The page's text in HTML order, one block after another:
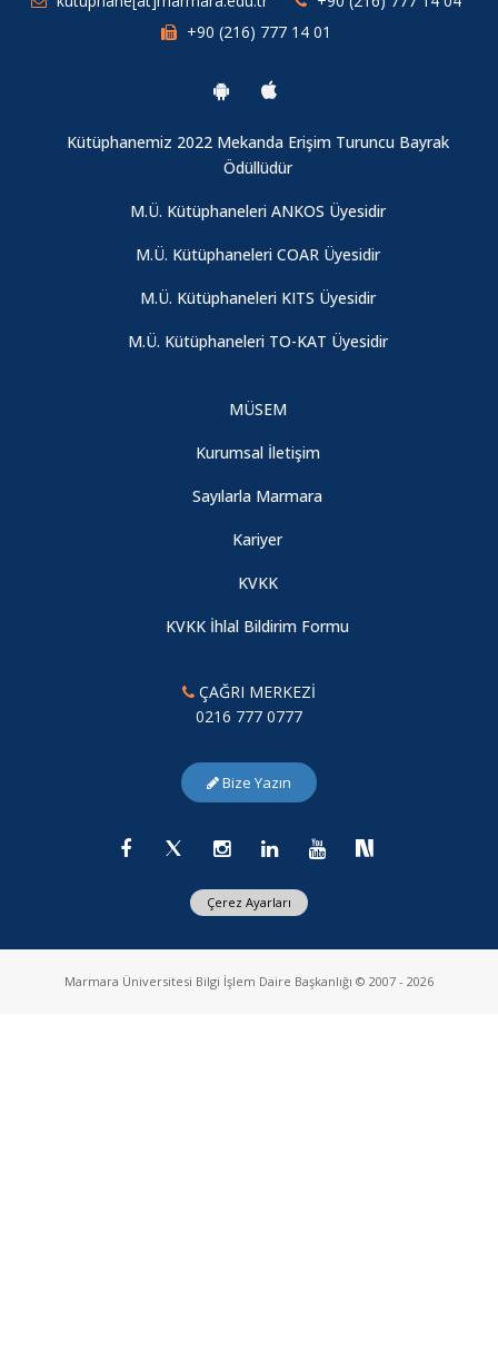
+90 (216) 777 14 01
Kütüphanemiz 2022 Mekanda Erişim Turuncu Bayrak
Ödüllüdür
M.Ü. Kütüphaneleri ANKOS Üyesidir
M.Ü. Kütüphaneleri COAR Üyesidir
M.Ü. Kütüphaneleri KITS Üyesidir
M.Ü. Kütüphaneleri TO-KAT Üyesidir
MÜSEM
Kurumsal İletişim
Sayılarla Marmara
Kariyer
KVKK
KVKK İhlal Bildirim Formu
ÇAĞRI MERKEZİ
0216 777 0777
Bize Yazın
Çerez Ayarları
Marmara Üniversitesi Bilgi İşlem Daire Başkanlığı © 2007 - 2026